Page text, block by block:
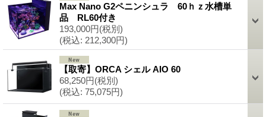
Max Nano G2ペニンシュラ 60ｈｚ水槽単
品 RL60付き
193,000円(税別)
(税込: 212,300円)
【取寄】ORCA シェル AIO 60
68,250円(税別)
(税込: 75,075円)